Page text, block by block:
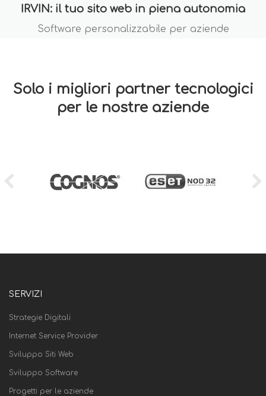
IRVIN: il tuo sito web in piena autonomia
Software personalizzabile per aziende
Solo i migliori partner tecnologici
per le nostre aziende
SERVIZI
Strategie Digitali
Internet Service Provider
Sviluppo Siti Web
Sviluppo Software
Progetti per le aziende